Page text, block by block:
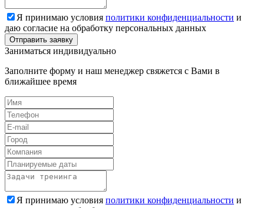
Я принимаю условия политики конфиденциальности и
даю согласие на обработку персональных данных
Заниматься индивидуально
Заполните форму и наш менеджер свяжется с Вами в
ближайшее время
Я принимаю условия политики конфиденциальности и